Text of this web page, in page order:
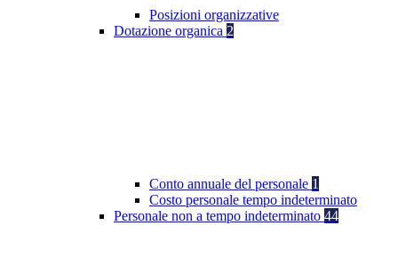
Posizioni organizzative
Dotazione organica 2
Conto annuale del personale 1
Costo personale tempo indeterminato
Personale non a tempo indeterminato 44